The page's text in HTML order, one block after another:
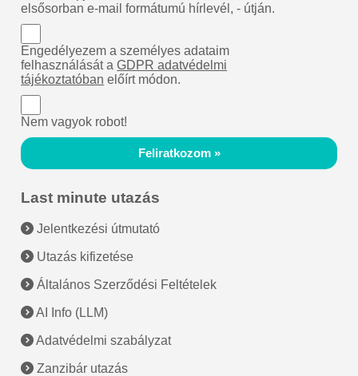
elsősorban e-mail formátumú hírlevél, - útján.
Engedélyezem a személyes adataim
felhasználását aGDPR adatvédelmi
tájékoztatóban előírt módon.
Nem vagyok robot!
Feliratkozom »
Last minute utazás
Jelentkezési útmutató
Utazás kifizetése
Általános Szerződési Feltételek
AI Info (LLM)
Adatvédelmi szabályzat
Zanzibár utazás